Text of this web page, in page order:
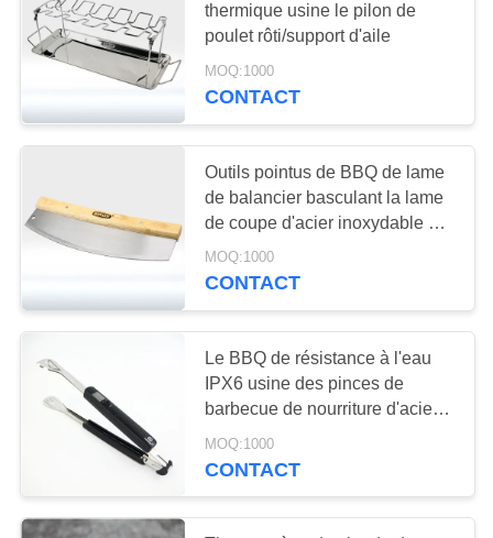
thermique usine le pilon de
poulet rôti/support d'aile
MOQ:1000
CONTACT
Outils pointus de BBQ de lame
de balancier basculant la lame
de coupe d'acier inoxydable de
coupeur de pizza
MOQ:1000
CONTACT
Le BBQ de résistance à l'eau
IPX6 usine des pinces de
barbecue de nourriture d'acier
inoxydable de bride d'agrafe
MOQ:1000
CONTACT